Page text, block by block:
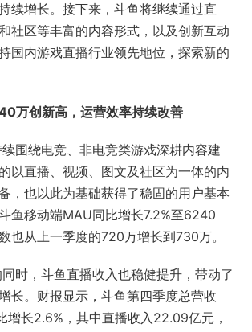
续增长。接下来，斗鱼将继续通过直
社区等丰富的内容形式，以及创新互动
国内游戏直播行业领先地位，探索新的
万创新高，运营效率持续改善
围绕电竞、非电竞类游戏深耕内容建
以直播、视频、图文及社区为一体的内
，也以此为基础获得了稳固的用户基本
鱼移动端MAU同比增长7.2%至6240
也从上一季度的720万增长到730万。
时，斗鱼直播收入也稳健提升，带动了
长。财报显示，斗鱼第四季度总营收
增长2.6%，其中直播收入22.09亿元，